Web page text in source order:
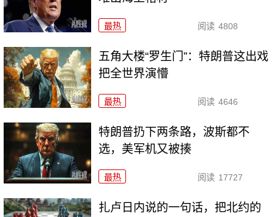
最热 阅读 4808
五角大楼“罗生门”：特朗普这出戏
把全世界演懵
最热 阅读 4646
特朗普扔下两条路，波斯都不
选，美军机又被揍
最热 阅读 17727
扎卢日内说的一句话，把北约的